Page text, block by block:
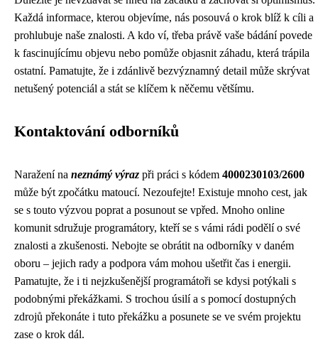
Každá informace, kterou objevíme, nás posouvá o krok blíž k cíli a
prohlubuje naše znalosti. A kdo ví, třeba právě vaše bádání povede
k fascinujícímu objevu nebo pomůže objasnit záhadu, která trápila
ostatní. Pamatujte, že i zdánlivě bezvýznamný detail může skrývat
netušený potenciál a stát se klíčem k něčemu většímu.
Kontaktování odborníků
Naražení na neznámý výraz při práci s kódem 4000230103/2600
může být zpočátku matoucí. Nezoufejte! Existuje mnoho cest, jak
se s touto výzvou poprat a posunout se vpřed. Mnoho online
komunit sdružuje programátory, kteří se s vámi rádi podělí o své
znalosti a zkušenosti. Nebojte se obrátit na odborníky v daném
oboru – jejich rady a podpora vám mohou ušetřit čas i energii.
Pamatujte, že i ti nejzkušenější programátoři se kdysi potýkali s
podobnými překážkami. S trochou úsilí a s pomocí dostupných
zdrojů překonáte i tuto překážku a posunete se ve svém projektu
zase o krok dál.